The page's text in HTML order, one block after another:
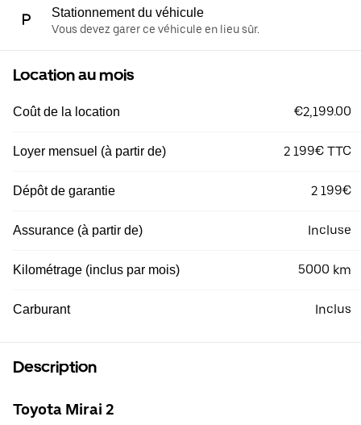
Stationnement du véhicule
Vous devez garer ce véhicule en lieu sûr.
Location au mois
Coût de la location €2,199.00
Loyer mensuel (à partir de) 2 199€ TTC
Dépôt de garantie 2 199€
Assurance (à partir de) Incluse
Kilométrage (inclus par mois) 5000 km
Carburant Inclus
Description
Toyota Mirai 2